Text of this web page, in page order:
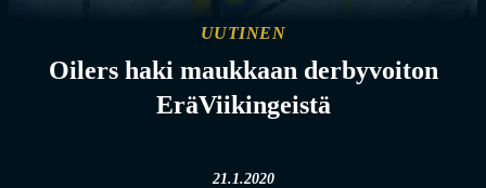
UUTINEN
Oilers haki maukkaan derbyvoiton
EräViikingeistä
21.1.2020